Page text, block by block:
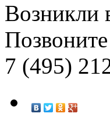
Возникли
7 (495)